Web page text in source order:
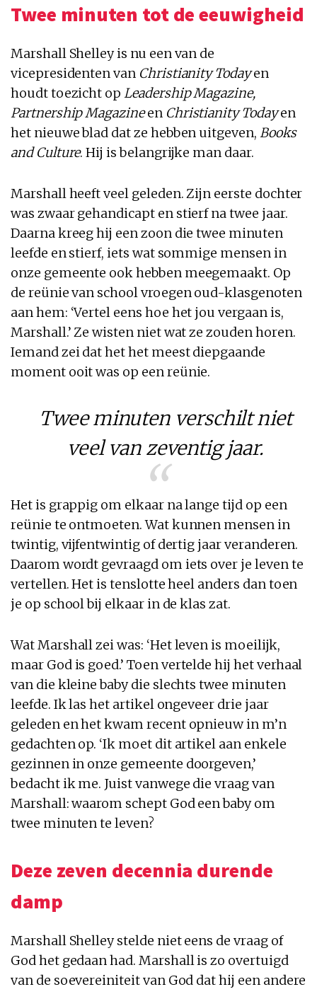
Twee minuten tot de eeuwigheid
Marshall Shelley is nu een van de
vicepresidenten van Christianity Todayen
houdt toezicht op Leadership Magazine,
Partnership Magazineen Christianity Todayen
het nieuwe blad dat ze hebben uitgeven, Books
and Culture. Hij is belangrijke man daar.
Marshall heeft veel geleden. Zijn eerste dochter
was zwaar gehandicapt en stierf na twee jaar.
Daarna kreeg hij een zoon die twee minuten
leefde en stierf, iets wat sommige mensen in
onze gemeente ook hebben meegemaakt. Op
de reünie van school vroegen oud-klasgenoten
aan hem: ‘Vertel eens hoe het jou vergaan is,
Marshall.’ Ze wisten niet wat ze zouden horen.
Iemand zei dat het het meest diepgaande
moment ooit was op een reünie.
Twee minuten verschilt niet
veel van zeventig jaar.
Het is grappig om elkaar na lange tijd op een
reünie te ontmoeten. Wat kunnen mensen in
twintig, vijfentwintig of dertig jaar veranderen.
Daarom wordt gevraagd om iets over je leven te
vertellen. Het is tenslotte heel anders dan toen
je op school bij elkaar in de klas zat.
Wat Marshall zei was: ‘Het leven is moeilijk,
maar God is goed.’ Toen vertelde hij het verhaal
van die kleine baby die slechts twee minuten
leefde. Ik las het artikel ongeveer drie jaar
geleden en het kwam recent opnieuw in m’n
gedachten op. ‘Ik moet dit artikel aan enkele
gezinnen in onze gemeente doorgeven,’
bedacht ik me. Juist vanwege die vraag van
Marshall: waarom schept God een baby om
twee minuten te leven?
Deze zeven decennia durende
damp
Marshall Shelley stelde niet eens de vraag of
God het gedaan had. Marshall is zo overtuigd
van de soevereiniteit van God dat hij een andere